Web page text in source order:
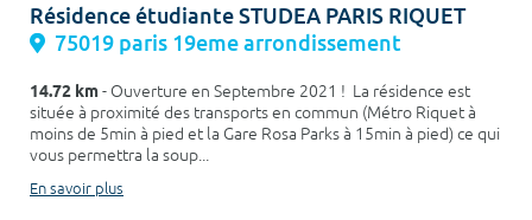
Résidence étudiante STUDEA PARIS RIQUET
75019 paris 19eme arrondissement
14.72 km- Ouverture en Septembre 2021 ! La résidence est
située à proximité des transports en commun (Métro Riquet à
moins de 5min à pied et la Gare Rosa Parks à 15min à pied) ce qui
vous permettra la soup...
En savoir plus